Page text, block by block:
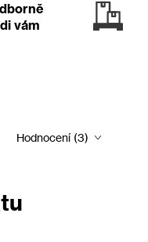
vám
Hodnocení (3)